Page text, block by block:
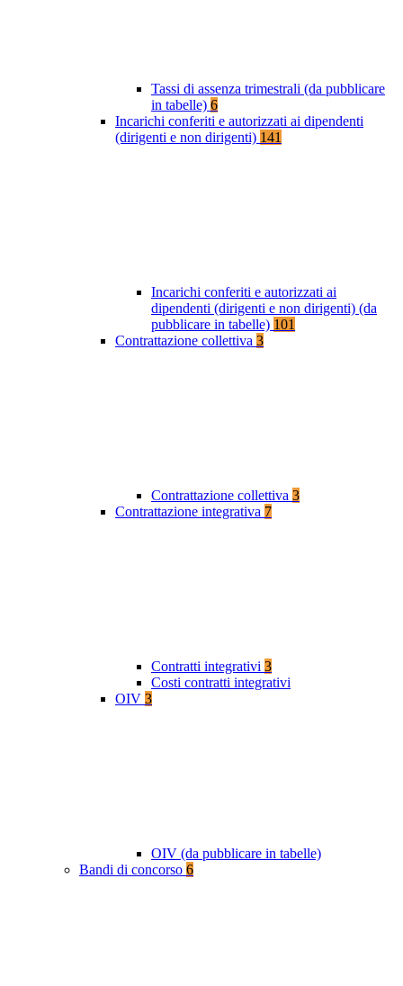
Tassi di assenza trimestrali (da pubblicare
in tabelle) 6
Incarichi conferiti e autorizzati ai dipendenti
(dirigenti e non dirigenti) 141
Incarichi conferiti e autorizzati ai
dipendenti (dirigenti e non dirigenti) (da
pubblicare in tabelle) 101
Contrattazione collettiva 3
Contrattazione collettiva 3
Contrattazione integrativa 7
Contratti integrativi 3
Costi contratti integrativi
OIV 3
OIV (da pubblicare in tabelle)
Bandi di concorso 6